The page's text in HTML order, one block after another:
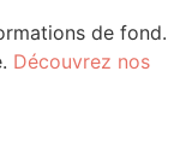
de fond.
Découvrez nos